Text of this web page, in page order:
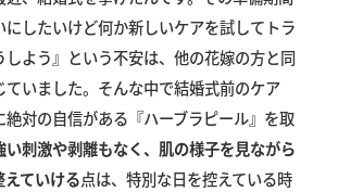
にしたいけど何か新しいケアを試してトラ
しよう』という不安は、他の花嫁の方と同
ていました。そんな中で結婚式前のケア
絶対の自信がある『ハーブラピール』を取
い刺激や剥離もなく、肌の様子を見ながら
えていける点は、特別な日を控えている時